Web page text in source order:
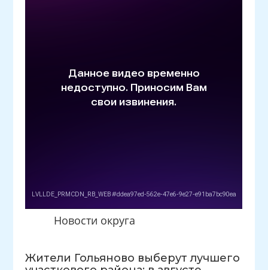
Новости округа
Жители Гольяново выберут лучшего